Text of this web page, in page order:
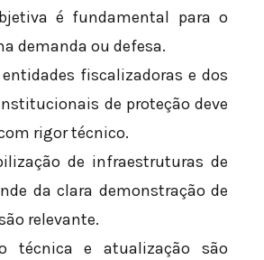
é fundamental para o
demanda ou defesa.
fiscalizadoras e dos
de proteção deve
rigor técnico.
de infraestruturas de
da clara demonstração de
relevante.
técnica e atualização são